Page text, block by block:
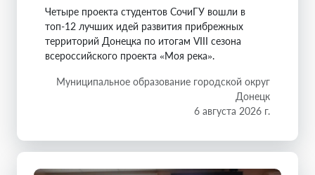
Четыре проекта студентов СочиГУ вошли в
топ-12 лучших идей развития прибрежных
территорий Донецка по итогам VIII сезона
всероссийского проекта «Моя река».
Муниципальное образование городской округ
Донецк
6 августа 2026 г.